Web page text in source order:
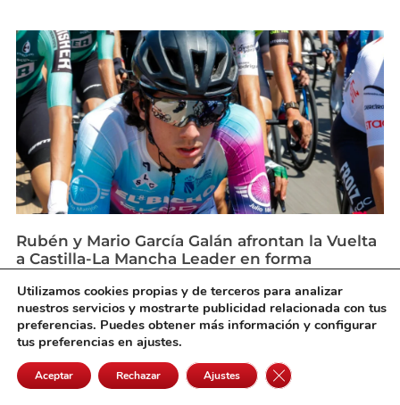
Rubén y Mario García Galán afrontan la Vuelta
a Castilla-La Mancha Leader en forma
agosto 6, 2026
Utilizamos cookies propias y de terceros para analizar
nuestros servicios y mostrarte publicidad relacionada con tus
preferencias. Puedes obtener más información y configurar
tus preferencias en ajustes.
Aceptar Rechazar Ajustes Cerrar el banner de